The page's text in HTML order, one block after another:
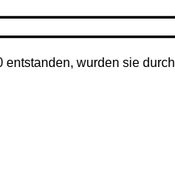
wurden sie